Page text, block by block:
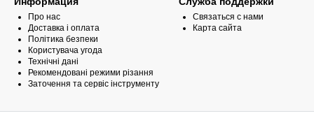
Про нас
Доставка і оплата
Політика безпеки
Користувача угода
Технічні дані
Рекомендовані режими різання
Заточення та сервіс інструменту
Связаться с нами
Карта сайта